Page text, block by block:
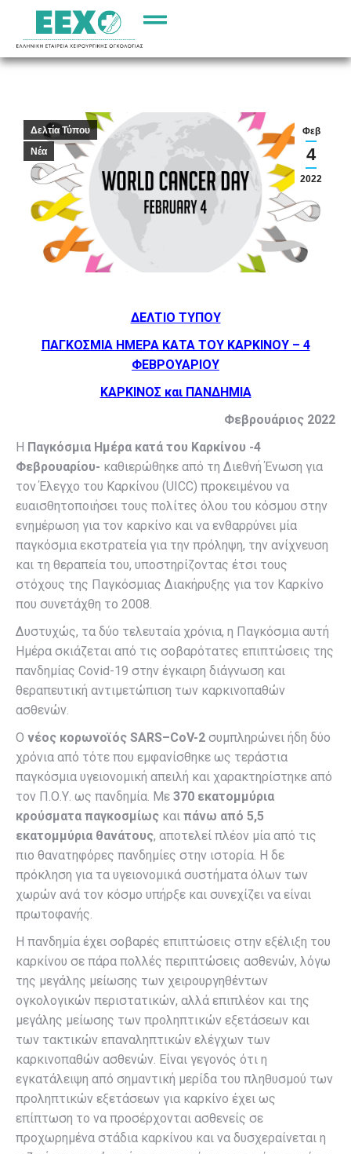
Φεβ
4
2022
Δελτία Τύπου
Νέα
ΔΕΛΤΙΟ ΤΥΠΟΥ
ΠΑΓΚΟΣΜΙΑ ΗΜΕΡΑ ΚΑΤΑ ΤΟΥ ΚΑΡΚΙΝΟΥ – 4
ΦΕΒΡΟΥΑΡΙΟΥ
ΚΑΡΚΙΝΟΣ και ΠΑΝΔΗΜΙΑ
Φεβρουάριος 2022
Η Παγκόσμια Ημέρα κατά του Καρκίνου -4
Φεβρουαρίου- καθιερώθηκε από τη Διεθνή Ένωση για
τον Έλεγχο του Καρκίνου (UICC) προκειμένου να
ευαισθητοποιήσει τους πολίτες όλου του κόσμου στην
ενημέρωση για τον καρκίνο και να ενθαρρύνει μία
παγκόσμια εκστρατεία για την πρόληψη, την ανίχνευση
και τη θεραπεία του, υποστηρίζοντας έτσι τους
στόχους της Παγκόσμιας Διακήρυξης για τον Καρκίνο
που συνετάχθη το 2008.
Δυστυχώς, τα δύο τελευταία χρόνια, η Παγκόσμια αυτή
Ημέρα σκιάζεται από τις σοβαρότατες επιπτώσεις της
πανδημίας Covid-19 στην έγκαιρη διάγνωση και
θεραπευτική αντιμετώπιση των καρκινοπαθών
ασθενών.
Ο νέος κορωνοϊός SARS–CoV-2 συμπληρώνει ήδη δύο
χρόνια από τότε που εμφανίσθηκε ως τεράστια
παγκόσμια υγειονομική απειλή και χαρακτηρίστηκε από
τον Π.Ο.Υ. ως πανδημία. Με 370 εκατομμύρια
κρούσματα παγκοσμίως και πάνω από 5,5
εκατομμύρια θανάτους, αποτελεί πλέον μία από τις
πιο θανατηφόρες πανδημίες στην ιστορία. Η δε
πρόκληση για τα υγειονομικά συστήματα όλων των
χωρών ανά τον κόσμο υπήρξε και συνεχίζει να είναι
πρωτοφανής.
Η πανδημία έχει σοβαρές επιπτώσεις στην εξέλιξη του
καρκίνου σε πάρα πολλές περιπτώσεις ασθενών, λόγω
της μεγάλης μείωσης των χειρουργηθέντων
ογκολογικών περιστατικών, αλλά επιπλέον και της
μεγάλης μείωσης των προληπτικών εξετάσεων και
των τακτικών επαναληπτικών ελέγχων των
καρκινοπαθών ασθενών. Είναι γεγονός ότι η
εγκατάλειψη από σημαντική μερίδα του πληθυσμού των
προληπτικών εξετάσεων για καρκίνο έχει ως
επίπτωση το να προσέρχονται ασθενείς σε
προχωρημένα στάδια καρκίνου και να δυσχεραίνεται η